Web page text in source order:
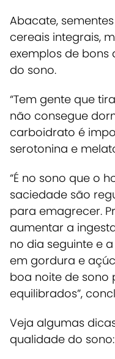
Abacate,
cereais integrais,
exemplos de
do sono.
“Tem gente que
não consegue
carboidrato é
serotonina e
“É no sono que o
saciedade são
para emagrecer.
aumentar a
no dia seguinte e
em gordura e
boa noite de sono
equilibrados”,
Veja algumas
qualidade do sono: